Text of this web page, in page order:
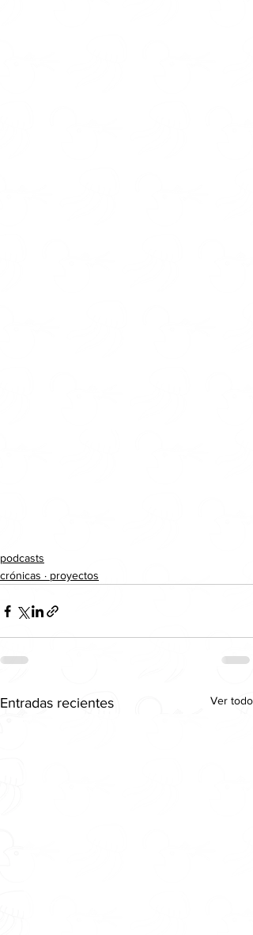
podcasts
crónicas · proyectos
Entradas recientes Ver todo